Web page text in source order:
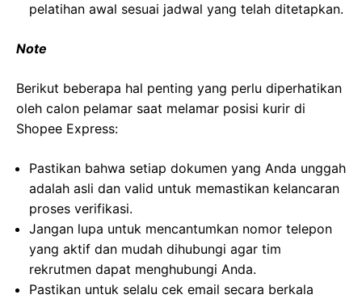
pelatihan awal sesuai jadwal yang telah ditetapkan.
Note
Berikut beberapa hal penting yang perlu diperhatikan
oleh calon pelamar saat melamar posisi kurir di
Shopee Express:
Pastikan bahwa setiap dokumen yang Anda unggah
adalah asli dan valid untuk memastikan kelancaran
proses verifikasi.
Jangan lupa untuk mencantumkan nomor telepon
yang aktif dan mudah dihubungi agar tim
rekrutmen dapat menghubungi Anda.
Pastikan untuk selalu cek email secara berkala